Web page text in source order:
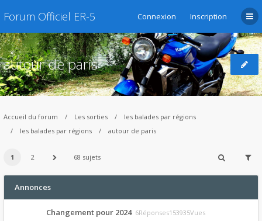
Forum Officiel ER-5 Connexion Inscription
autour de paris
Accueil du forum Les sorties
les balades par régions
les balades par régions
autour de paris
1 2 68 sujets
Annonces
Changement pour 2024 6Réponses153935Vues